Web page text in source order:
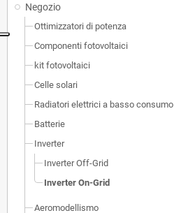
Negozio
Ottimizzatori di potenza
Componenti fotovoltaici
kit fotovoltaici
Celle solari
Radiatori elettrici a basso consumo
Batterie
Inverter
Inverter Off-Grid
Inverter On-Grid
Aeromodellismo